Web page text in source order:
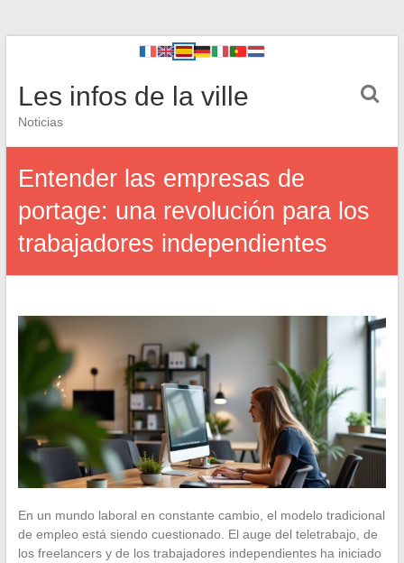
Les infos de la ville
Noticias
Entender las empresas de
portage: una revolución para los
trabajadores independientes
En un mundo laboral en constante cambio, el modelo tradicional
de empleo está siendo cuestionado. El auge del teletrabajo, de
los freelancers y de los trabajadores independientes ha iniciado